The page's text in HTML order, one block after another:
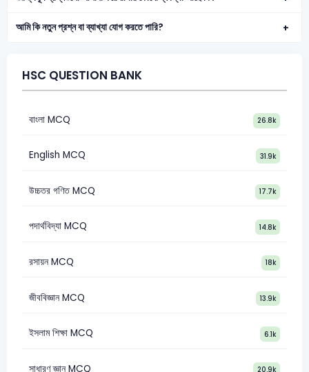
আমি কি নতুন প্রশ্ন বা ব্যাখ্যা যোগ করতে পারি?
HSC QUESTION BANK
বাংলা MCQ 26.8k
English MCQ 31.9k
উচ্চতর গণিত MCQ 17.7k
পদার্থবিদ্যা MCQ 14.8k
রসায়ন MCQ 18k
জীববিজ্ঞান MCQ 13.9k
ইসলাম শিক্ষা MCQ 6.1k
সাধারণ জ্ঞান MCQ 20.9k